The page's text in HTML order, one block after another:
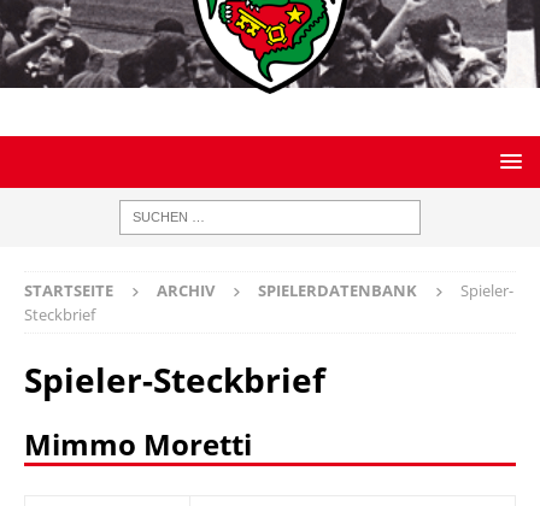
STARTSEITE ARCHIV SPIELERDATENBANK
Spieler-
Steckbrief
Spieler-Steckbrief
Mimmo Moretti